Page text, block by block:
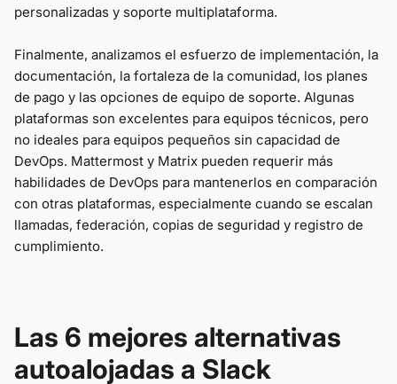
personalizadas y soporte multiplataforma.
Finalmente, analizamos el esfuerzo de implementación, la
documentación, la fortaleza de la comunidad, los planes
de pago y las opciones de equipo de soporte. Algunas
plataformas son excelentes para equipos técnicos, pero
no ideales para equipos pequeños sin capacidad de
DevOps. Mattermost y Matrix pueden requerir más
habilidades de DevOps para mantenerlos en comparación
con otras plataformas, especialmente cuando se escalan
llamadas, federación, copias de seguridad y registro de
cumplimiento.
Las 6 mejores alternativas
autoalojadas a Slack